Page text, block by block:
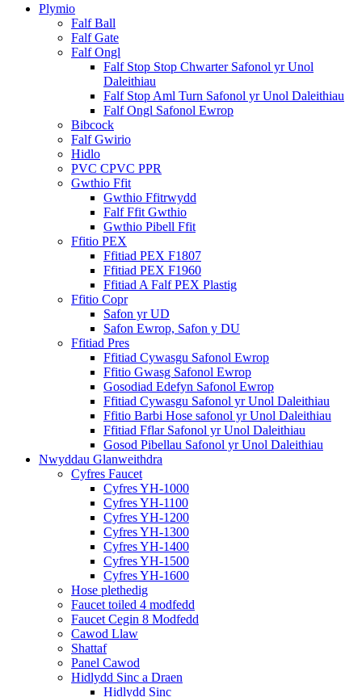
Plymio
Falf Ball
Falf Gate
Falf Ongl
Falf Stop Stop Chwarter Safonol yr Unol
Daleithiau
Falf Stop Aml Turn Safonol yr Unol Daleithiau
Falf Ongl Safonol Ewrop
Bibcock
Falf Gwirio
Hidlo
PVC CPVC PPR
Gwthio Ffit
Gwthio Ffitrwydd
Falf Ffit Gwthio
Gwthio Pibell Ffit
Ffitio PEX
Ffitiad PEX F1807
Ffitiad PEX F1960
Ffitiad A Falf PEX Plastig
Ffitio Copr
Safon yr UD
Safon Ewrop, Safon y DU
Ffitiad Pres
Ffitiad Cywasgu Safonol Ewrop
Ffitio Gwasg Safonol Ewrop
Gosodiad Edefyn Safonol Ewrop
Ffitiad Cywasgu Safonol yr Unol Daleithiau
Ffitio Barbi Hose safonol yr Unol Daleithiau
Ffitiad Fflar Safonol yr Unol Daleithiau
Gosod Pibellau Safonol yr Unol Daleithiau
Nwyddau Glanweithdra
Cyfres Faucet
Cyfres YH-1000
Cyfres YH-1100
Cyfres YH-1200
Cyfres YH-1300
Cyfres YH-1400
Cyfres YH-1500
Cyfres YH-1600
Hose plethedig
Faucet toiled 4 modfedd
Faucet Cegin 8 Modfedd
Cawod Llaw
Shattaf
Panel Cawod
Hidlydd Sinc a Draen
Hidlydd Sinc